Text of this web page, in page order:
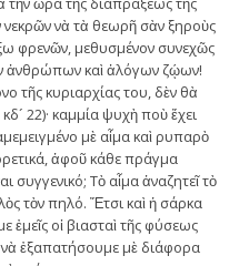
νεκρῶν νὰ τὰ θεωρῆ σὰν ξηροὺς
φρενῶν, μεθυσμένον συνεχῶς
ἀνθρώπων καὶ ἀλόγων ζῴων!
τῆς κυριαρχίας του, δὲν θὰ
22)· καμμία ψυχὴ ποὺ ἔχει
μὲ αἷμα καὶ ρυπαρὸ
ἀφοῦ κάθε πράγμα
συγγενικό; Τὸ αἷμα ἀναζητεῖ τὸ
τὸν πηλό. Ἔτσι καὶ ἡ σάρκα
οἱ βιασταὶ τῆς φύσεως
νὰ ἐξαπατήσουμε μὲ διάφορα